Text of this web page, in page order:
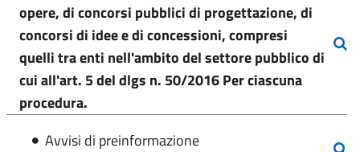
opere, di concorsi pubblici di progettazione, di
concorsi di idee e di concessioni, compresi
quelli tra enti nell'ambito del settore pubblico di
cui all'art. 5 del dlgs n. 50/2016 Per ciascuna
procedura.
Avvisi di preinformazione